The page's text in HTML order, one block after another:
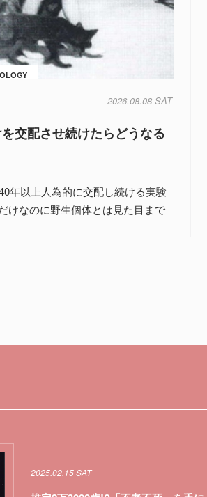
2026.08.08 SAT
交配させ続けたらどうなる
年以上人為的に交配し続ける実験
けなのに野生個体とは見た目まで
2025.02.15 SAT